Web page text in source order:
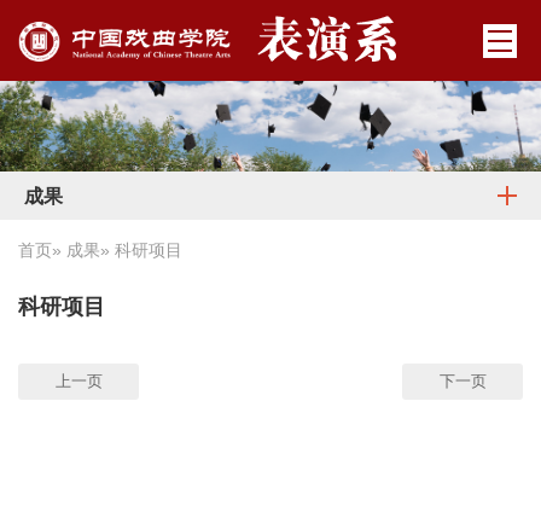
成果
首页» 成果» 科研项目
科研项目
上一页 下一页